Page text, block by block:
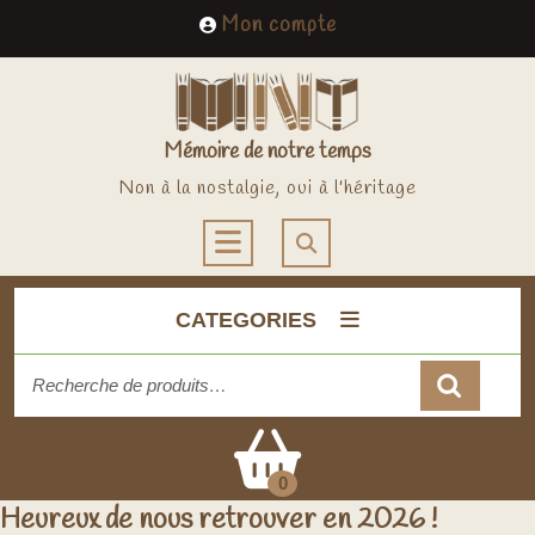
Mon compteMy
Account
Mémoire de notre temps
Non à la nostalgie, oui à l'héritage
Open
Button
CATEGORIES
pour :
0
Heureux de nous retrouver en 2026 !